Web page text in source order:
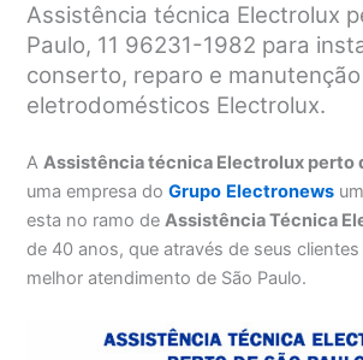
Assistência técnica Electrolux
Paulo, 11 96231-1982 para
conserto, reparo e manutenção
eletrodomésticos Electrolux.
AAssistência técnica Electrolux perto
uma empresa doGrupo Electronews
esta no ramo deAssistência Técnica
de 40 anos, que através de seus
melhor atendimento de São Paulo.